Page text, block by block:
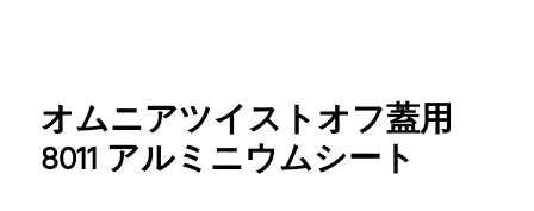
オムニアツイストオフ蓋用
8011 アルミニウムシート